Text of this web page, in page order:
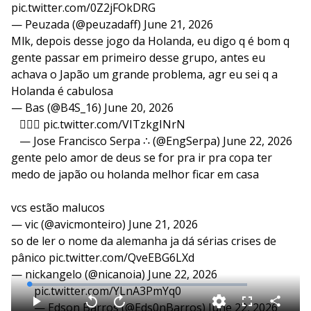
pic.twitter.com/0Z2jFOkDRG
— Peuzada (@peuzadaff) June 21, 2026
Mlk, depois desse jogo da Holanda, eu digo q é bom q
gente passar em primeiro desse grupo, antes eu
achava o Japão um grande problema, agr eu sei q a
Holanda é cabulosa
— Bas (@B4S_16) June 20, 2026
🤷🏽‍♂️ pic.twitter.com/VITzkgINrN
— Jose Francisco Serpa ∴ (@EngSerpa) June 22, 2026
gente pelo amor de deus se for pra ir pra copa ter
medo de japão ou holanda melhor ficar em casa
vcs estão malucos
— vic (@avicmonteiro) June 21, 2026
so de ler o nome da alemanha ja dá sérias crises de
pânico pic.twitter.com/QveEBG6LXd
— nickangelo (@nicanoia) June 22, 2026
pic.twitter.com/YLnA3PmYq0
— Edson Barros (@Eds0nBarros)June 22, 2026
L
o
a
d